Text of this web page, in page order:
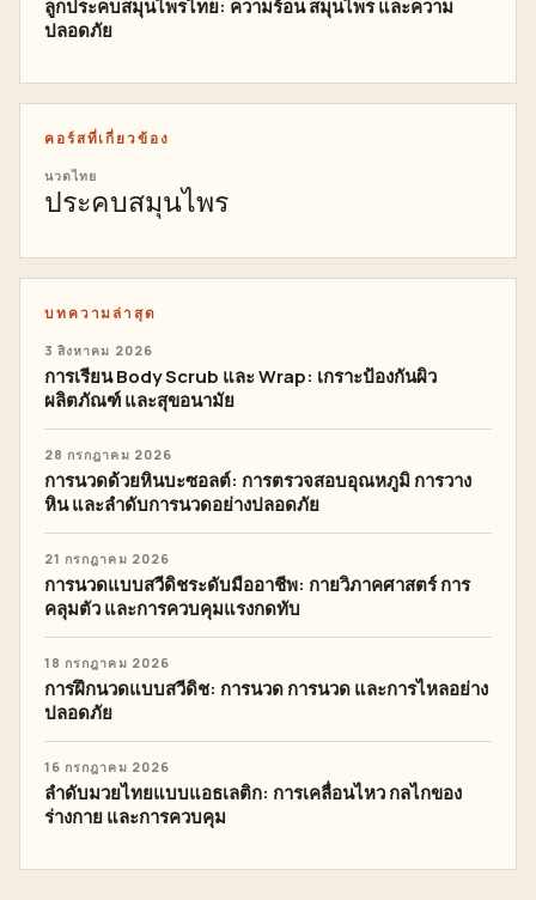
ลูกประคบสมุนไพรไทย: ความร้อน สมุนไพร และความ
ปลอดภัย
คอร์สที่เกี่ยวข้อง
นวดไทย
ประคบสมุนไพร
บทความล่าสุด
3 สิงหาคม 2026
การเรียน Body Scrub และ Wrap: เกราะป้องกันผิว
ผลิตภัณฑ์ และสุขอนามัย
28 กรกฎาคม 2026
การนวดด้วยหินบะซอลต์: การตรวจสอบอุณหภูมิ การวาง
หิน และลำดับการนวดอย่างปลอดภัย
21 กรกฎาคม 2026
การนวดแบบสวีดิชระดับมืออาชีพ: กายวิภาคศาสตร์ การ
คลุมตัว และการควบคุมแรงกดทับ
18 กรกฎาคม 2026
การฝึกนวดแบบสวีดิช: การนวด การนวด และการไหลอย่าง
ปลอดภัย
16 กรกฎาคม 2026
ลำดับมวยไทยแบบแอธเลติก: การเคลื่อนไหว กลไกของ
ร่างกาย และการควบคุม